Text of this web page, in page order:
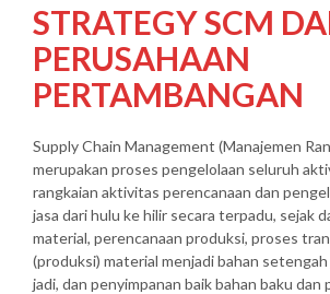
STRATEGY SCM
PERUSAHAAN
PERTAMBANGAN
Supply Chain Management (Manajemen
merupakan proses pengelolaan seluruh
rangkaian aktivitas perencanaan dan
jasa dari hulu ke hilir secara terpadu, sejak
material, perencanaan produksi, proses
(produksi) material menjadi bahan
jadi, dan penyimpanan baik bahan baku dan